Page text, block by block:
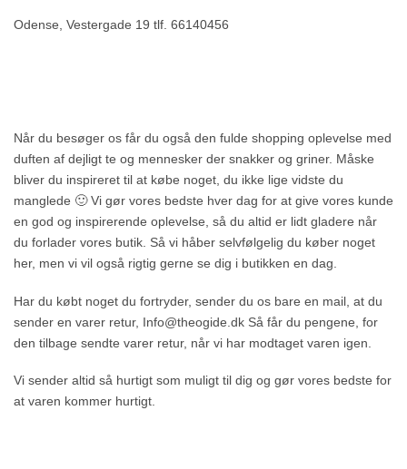
Odense, Vestergade 19 tlf. 66140456
Når du besøger os får du også den fulde shopping oplevelse med
duften af dejligt te og mennesker der snakker og griner. Måske
bliver du inspireret til at købe noget, du ikke lige vidste du
manglede 🙂 Vi gør vores bedste hver dag for at give vores kunde
en god og inspirerende oplevelse, så du altid er lidt gladere når
du forlader vores butik. Så vi håber selvfølgelig du køber noget
her, men vi vil også rigtig gerne se dig i butikken en dag.
Har du købt noget du fortryder, sender du os bare en mail, at du
sender en varer retur, Info@theogide.dk Så får du pengene, for
den tilbage sendte varer retur, når vi har modtaget varen igen.
Vi sender altid så hurtigt som muligt til dig og gør vores bedste for
at varen kommer hurtigt.